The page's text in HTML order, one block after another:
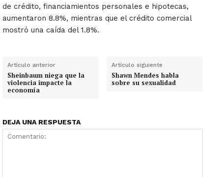
de crédito, financiamientos personales e hipotecas,
aumentaron 8.8%, mientras que el crédito comercial
mostró una caída del 1.8%.
Artículo anterior
Sheinbaum niega que la
violencia impacte la
economía
Artículo siguiente
Shawn Mendes habla
sobre su sexualidad
DEJA UNA RESPUESTA